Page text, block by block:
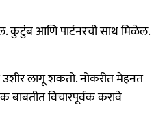
कुटुंब आणि पार्टनरची साथ मिळेल.
उशीर लागू शकतो. नोकरीत मेहनत
विचारपूर्वक करावे